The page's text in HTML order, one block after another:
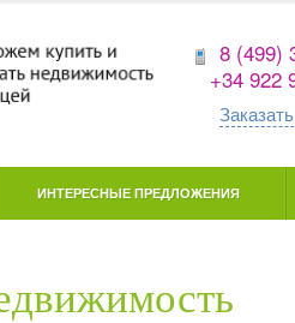
8 (499)
+34 922
ИНТЕРЕСНЫЕ ПРЕДЛОЖЕНИЯ